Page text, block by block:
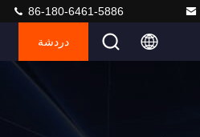
86-180-6461-5886
دردشة